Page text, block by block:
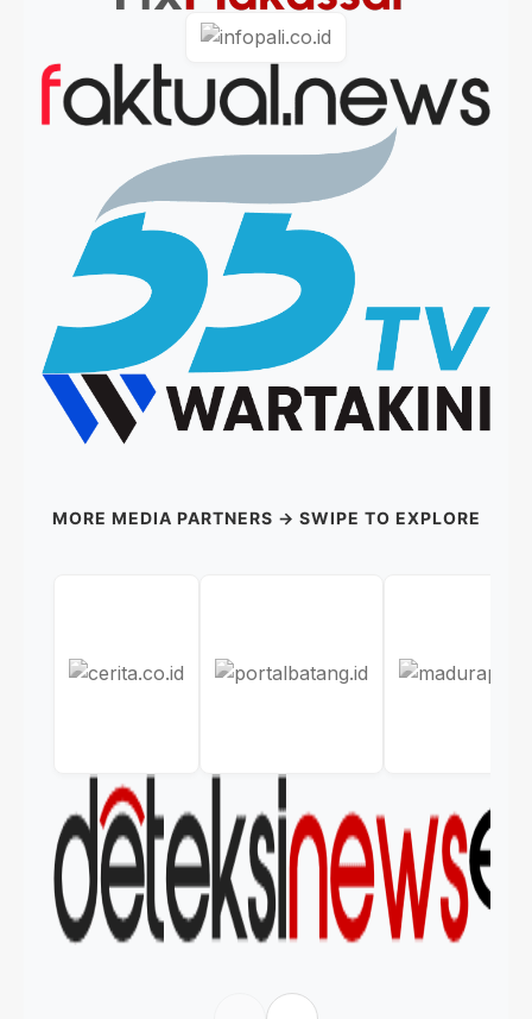
MORE MEDIA PARTNERS → SWIPE TO EXPLORE